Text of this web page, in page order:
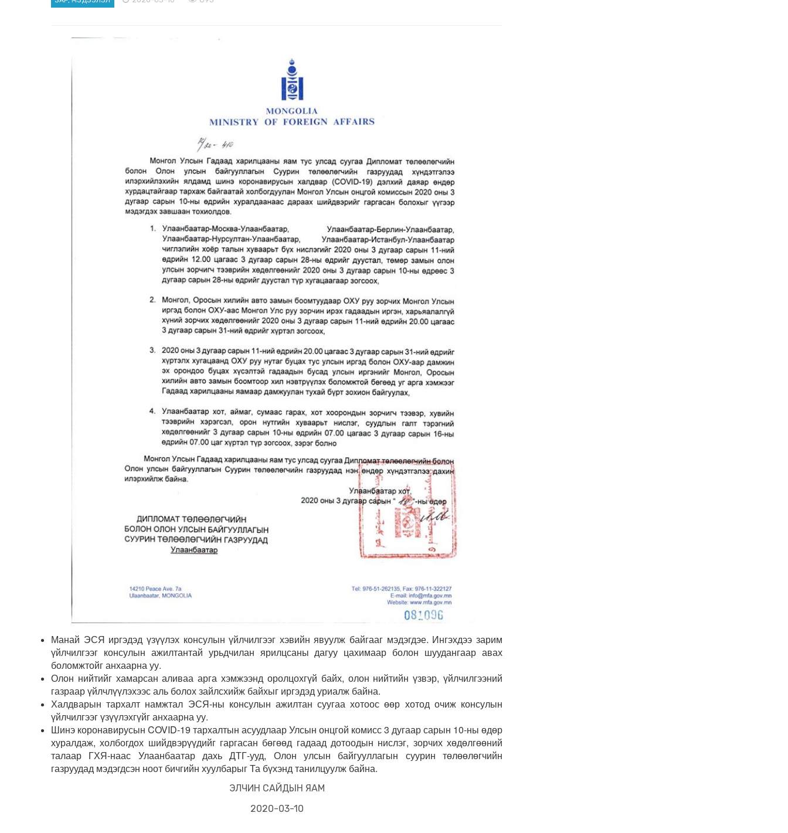
Манай ЭСЯ иргэдэд үзүүлэх консулын үйлчилгээг хэвийн явуулж байгааг мэдэгдэе. Ингэхдээ зарим
үйлчилгээг консулын ажилтантай урьдчилан ярилцсаны дагуу цахимаар болон шуудангаар авах
боломжтойг анхаарна уу.
Олон нийтийг хамарсан аливаа арга хэмжээнд оролцохгүй байх, олон нийтийн үзвэр, үйлчилгээний
газраар үйлчлүүлэхээс аль болох зайлсхийж байхыг иргэдэд уриалж байна.
Халдварын тархалт намжтал ЭСЯ-ны консулын ажилтан суугаа хотоос өөр хотод очиж консулын
үйлчилгээг үзүүлэхгүйг анхаарна уу.
Шинэ коронавирусын COVID-19 тархалтын асуудлаар Улсын онцгой комисс 3 дугаар сарын 10-ны өдөр
хуралдаж, холбогдох шийдвэрүүдийг гаргасан бөгөөд гадаад дотоодын нислэг, зорчих хөдөлгөөний
талаар ГХЯ-наас Улаанбаатар дахь ДТГ-ууд, Олон улсын байгууллагын суурин төлөөлөгчийн
газруудад мэдэгдсэн ноот бичгийн хуулбарыг Та бүхэнд танилцуулж байна.
ЭЛЧИН САЙДЫН ЯАМ
2020-03-10